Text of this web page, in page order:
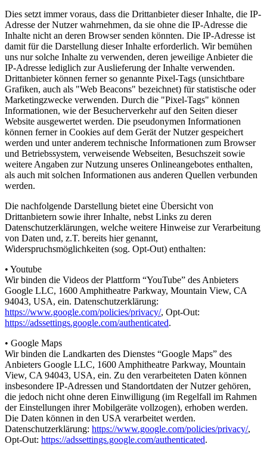
Dies setzt immer voraus, dass die Drittanbieter dieser Inhalte, die IP-
Adresse der Nutzer wahrnehmen, da sie ohne die IP-Adresse die
Inhalte nicht an deren Browser senden könnten. Die IP-Adresse ist
damit für die Darstellung dieser Inhalte erforderlich. Wir bemühen
uns nur solche Inhalte zu verwenden, deren jeweilige Anbieter die
IP-Adresse lediglich zur Auslieferung der Inhalte verwenden.
Drittanbieter können ferner so genannte Pixel-Tags (unsichtbare
Grafiken, auch als "Web Beacons" bezeichnet) für statistische oder
Marketingzwecke verwenden. Durch die "Pixel-Tags" können
Informationen, wie der Besucherverkehr auf den Seiten dieser
Website ausgewertet werden. Die pseudonymen Informationen
können ferner in Cookies auf dem Gerät der Nutzer gespeichert
werden und unter anderem technische Informationen zum Browser
und Betriebssystem, verweisende Webseiten, Besuchszeit sowie
weitere Angaben zur Nutzung unseres Onlineangebotes enthalten,
als auch mit solchen Informationen aus anderen Quellen verbunden
werden.
Die nachfolgende Darstellung bietet eine Übersicht von
Drittanbietern sowie ihrer Inhalte, nebst Links zu deren
Datenschutzerklärungen, welche weitere Hinweise zur Verarbeitung
von Daten und, z.T. bereits hier genannt,
Widerspruchsmöglichkeiten (sog. Opt-Out) enthalten:
• Youtube
Wir binden die Videos der Plattform “YouTube” des Anbieters
Google LLC, 1600 Amphitheatre Parkway, Mountain View, CA
94043, USA, ein. Datenschutzerklärung:
https://www.google.com/policies/privacy/, Opt-Out:
https://adssettings.google.com/authenticated.
• Google Maps
Wir binden die Landkarten des Dienstes “Google Maps” des
Anbieters Google LLC, 1600 Amphitheatre Parkway, Mountain
View, CA 94043, USA, ein. Zu den verarbeiteten Daten können
insbesondere IP-Adressen und Standortdaten der Nutzer gehören,
die jedoch nicht ohne deren Einwilligung (im Regelfall im Rahmen
der Einstellungen ihrer Mobilgeräte vollzogen), erhoben werden.
Die Daten können in den USA verarbeitet werden.
Datenschutzerklärung: https://www.google.com/policies/privacy/,
Opt-Out: https://adssettings.google.com/authenticated.